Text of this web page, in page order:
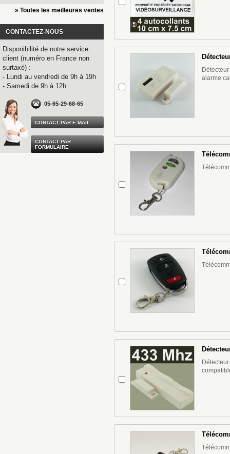
» Toutes les meilleures ventes
CONTACTEZ-NOUS
Disponibilité de notre service
client (numéro en France non
surtaxé) :
- Lundi au vendredi de 9h à 19h
- Samedi de 9h à 12h
05-65-29-68-65
CONTACT PAR E-MAIL
CONTACT PAR
FORMULAIRE
alarme